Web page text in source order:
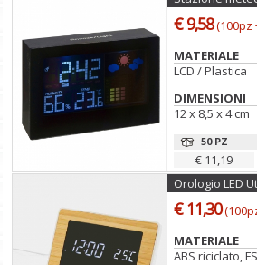
€ 9,58(100pz
MATERIALE
LCD / Plastica
DIMENSIONI
12 x 8,5 x 4 cm
50 PZ
€ 11,19
Orologio LED
€ 11,30
MATERIALE
ABS riciclato,